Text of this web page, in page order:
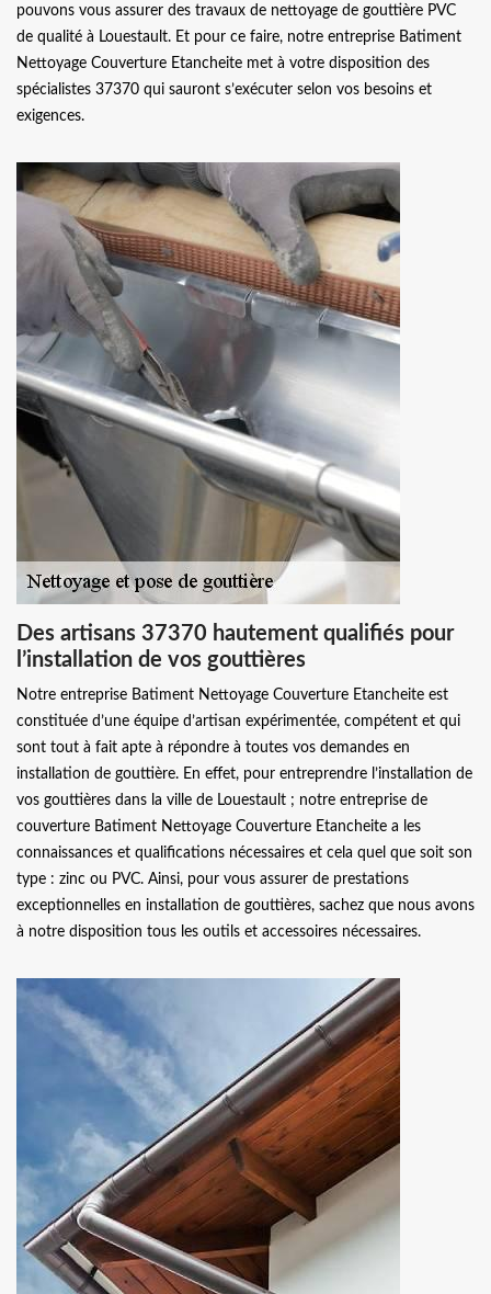
pouvons vous assurer des travaux de nettoyage de gouttière PVC
de qualité à Louestault. Et pour ce faire, notre entreprise Batiment
Nettoyage Couverture Etancheite met à votre disposition des
spécialistes 37370 qui sauront s’exécuter selon vos besoins et
exigences.
Des artisans 37370 hautement qualifiés pour
l’installation de vos gouttières
Notre entreprise Batiment Nettoyage Couverture Etancheite est
constituée d’une équipe d’artisan expérimentée, compétent et qui
sont tout à fait apte à répondre à toutes vos demandes en
installation de gouttière. En effet, pour entreprendre l’installation de
vos gouttières dans la ville de Louestault ; notre entreprise de
couverture Batiment Nettoyage Couverture Etancheite a les
connaissances et qualifications nécessaires et cela quel que soit son
type : zinc ou PVC. Ainsi, pour vous assurer de prestations
exceptionnelles en installation de gouttières, sachez que nous avons
à notre disposition tous les outils et accessoires nécessaires.